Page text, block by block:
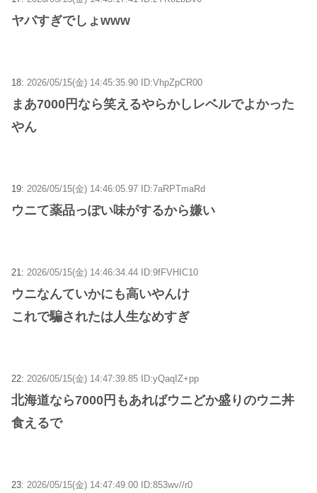
ヤバすぎでしょwww
18: 2026/05/15(金) 14:45:35.90 ID:VhpZpCR00
まあ7000円なら笑えるやらかしレベルでよかった
やん
19: 2026/05/15(金) 14:46:05.97 ID:7aRPTmaRd
ウニて薬品っぽい味がするから嫌い
21: 2026/05/15(金) 14:46:34.44 ID:9fFVHIC10
ウニなんていかにも高いやんけ
これで騙されたは人生なめすぎ
22: 2026/05/15(金) 14:47:39.85 ID:yQaqIZ+pp
北海道なら7000円もあればウニどか盛りのウニ丼
食えるで
23: 2026/05/15(金) 14:47:49.00 ID:853wv//r0